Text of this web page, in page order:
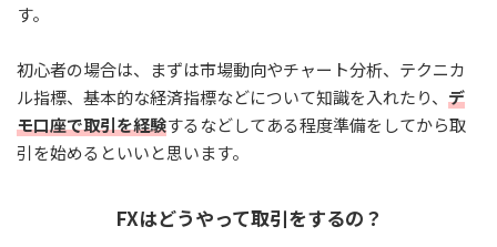
す。
初心者の場合は、まずは市場動向やチャート分析、テクニカ
ル指標、基本的な経済指標などについて知識を入れたり、 デ
モ口座で取引を経験するなどしてある程度準備をしてから取
引を始めるといいと思います。
FXはどうやって取引をするの？